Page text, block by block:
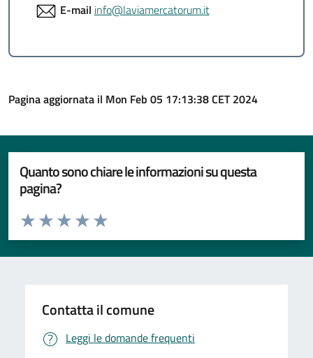
E-mail info@laviamercatorum.it
Pagina aggiornata il Mon Feb 05 17:13:38 CET 2024
Quanto sono chiare le informazioni su questa
pagina?
Valuta da 1 a 5 stelle la pagina
Valuta 5 stelle su 5
Valuta 4 stelle su 5
Valuta 3 stelle su 5
Valuta 2 stelle su 5
Valuta 1 stelle su 5
Contatta il comune
Leggi le domande frequenti